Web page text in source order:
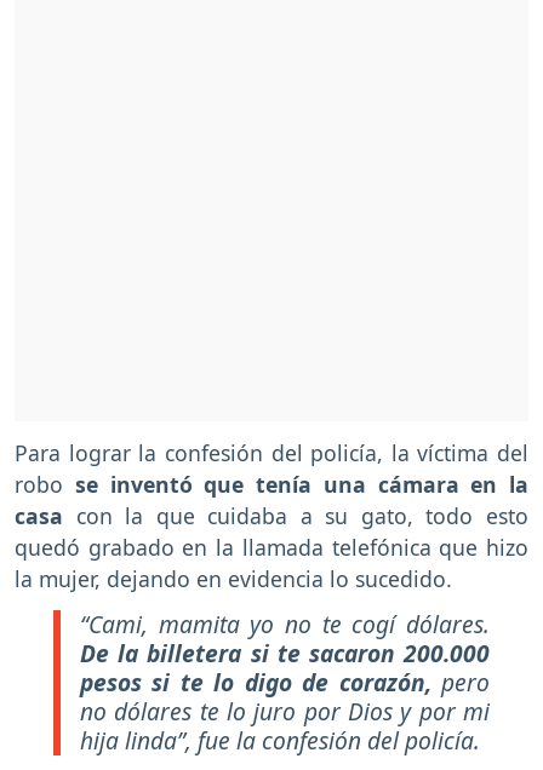
Para lograr la confesión del policía, la víctima del
robo se inventó que tenía una cámara en la
casa con la que cuidaba a su gato, todo esto
quedó grabado en la llamada telefónica que hizo
la mujer, dejando en evidencia lo sucedido.
“Cami, mamita yo no te cogí dólares.
De la billetera si te sacaron 200.000
pesos si te lo digo de corazón, pero
no dólares te lo juro por Dios y por mi
hija linda”, fue la confesión del policía.